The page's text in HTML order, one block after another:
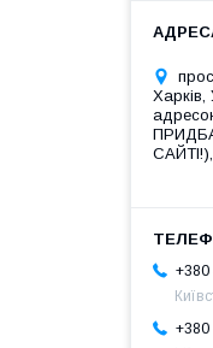
Харків,
САЙТІ!),
+380
+380